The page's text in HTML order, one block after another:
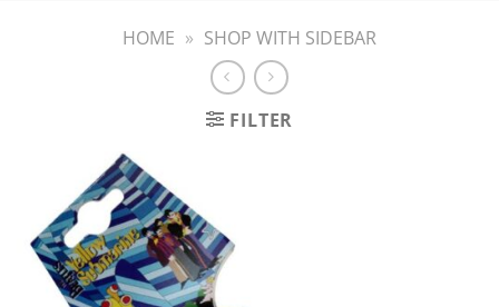
HOME » SHOP WITH SIDEBAR
FILTER